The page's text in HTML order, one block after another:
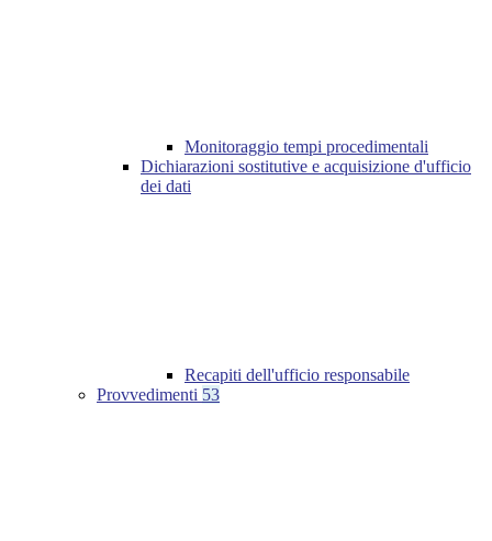
Monitoraggio tempi procedimentali
Dichiarazioni sostitutive e acquisizione d'ufficio
dei dati
Recapiti dell'ufficio responsabile
Provvedimenti 53